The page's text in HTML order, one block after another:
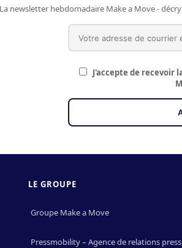
La newsletter hebdomadaire Make a Move -
J'accepte de recevoir
LE GROUPE
Groupe Make a Move
Pressmobility – Agence de relations